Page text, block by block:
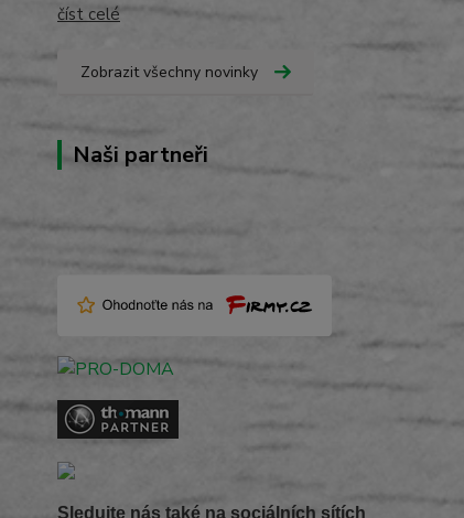
číst celé
Zobrazit všechny novinky
Naši partneři
Sledujte nás také na sociálních sítích